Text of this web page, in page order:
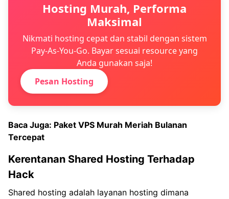
Hosting Murah, Performa
Maksimal
Nikmati hosting cepat dan stabil dengan sistem
Pay-As-You-Go. Bayar sesuai resource yang
Anda gunakan saja!
Pesan Hosting
Baca Juga: Paket VPS Murah Meriah Bulanan
Tercepat
Kerentanan Shared Hosting Terhadap
Hack
Shared hosting adalah layanan hosting dimana